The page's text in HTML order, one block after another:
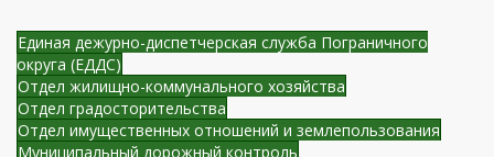
Единая дежурно-диспетчерская служба Пограничного
округа (ЕДДС)
Отдел жилищно-коммунального хозяйства
Отдел градосторительства
Отдел имущественных отношений и землепользования
Муниципальный дорожный контроль